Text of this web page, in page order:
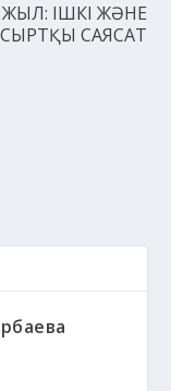
ЖЫЛ: ІШКІ ЖӘНЕ
СЫРТҚЫ САЯСАТ